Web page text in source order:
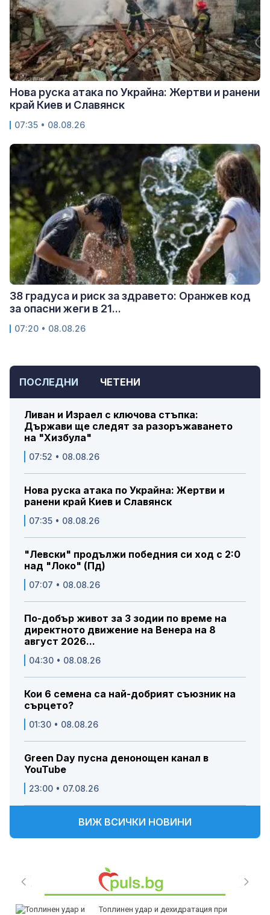
ПОСЛЕДНИ ЧЕТЕНИ
Ливан и Израел с ключова стъпка:
Държави ще следят за разоръжаването
на "Хизбула"
07:52 • 08.08.26
Нова руска атака по Украйна: Жертви и
ранени край Киев и Славянск
07:35 • 08.08.26
"Левски" продължи победния си ход с 2:0
над "Локо" (Пд)
07:07 • 08.08.26
По-добър живот за 3 зодии по време на
директното движение на Венера на 8
август 2026...
04:30 • 08.08.26
Кои 6 семена са най-добрият съюзник на
сърцето?
01:30 • 08.08.26
Green Day пусна денонощен канал в
YouTube
23:00 • 07.08.26
ВИЖ ВСИЧКИ НОВИНИ
Топлинен удар и дехидратация при
Нова руска атака по Украйна: Жертви и ранени
край Киев и Славянск
07:35 • 08.08.26
38 градуса и риск за здравето: Оранжев код
за опасни жеги в 21...
07:20 • 08.08.26